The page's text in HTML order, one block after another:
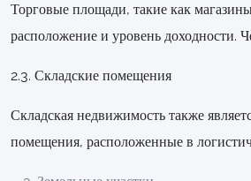
Торговые площади, такие как
расположение и уровень доходности.
2.3. Складские помещения
Складская недвижимость также
помещения, расположенные в